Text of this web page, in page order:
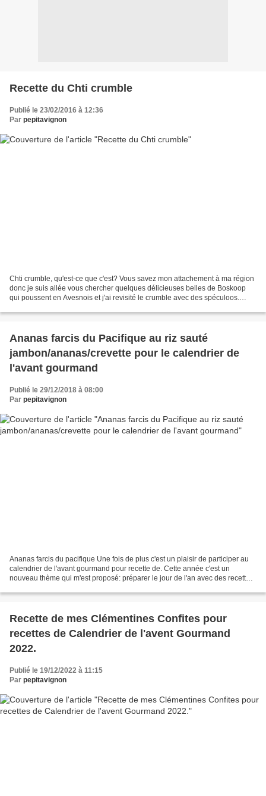
Recette du Chti crumble
Publié le 23/02/2016 à 12:36
Par pepitavignon
Chti crumble, qu'est-ce que c'est? Vous savez mon attachement à ma région
donc je suis allée vous chercher quelques délicieuses belles de Boskoop
qui poussent en Avesnois et j'ai revisité le crumble avec des spéculoos.
Ananas farcis du Pacifique au riz sauté
jambon/ananas/crevette pour le calendrier de
l'avant gourmand
Publié le 29/12/2018 à 08:00
Par pepitavignon
Ananas farcis du pacifique Une fois de plus c'est un plaisir de participer au
calendrier de l'avant gourmand pour recette de. Cette année c'est un
nouveau thème qui m'est proposé: préparer le jour de l'an avec des recettes
Recette de mes Clémentines Confites pour
recettes de Calendrier de l'avent Gourmand
2022.
Publié le 19/12/2022 à 11:15
Par pepitavignon